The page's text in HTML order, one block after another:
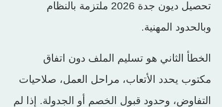
تحصيل ديون جدة 2026 ملتزمة بالنظام
وبالحدود المهنية.
الخطأ الثاني هو تسليم الملف دون اتفاق
مكتوب يحدد الأتعاب، مراحل العمل، صلاحيات
التفاوض، وحدود قبول الخصم أو الجدولة. إذا لم